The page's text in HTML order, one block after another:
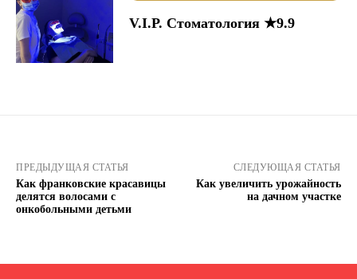
V.I.P. Стоматология ★9.9
ПРЕДЫДУЩАЯ СТАТЬЯ
Как франковские красавицы
делятся волосами с
онкобольными детьми
СЛЕДУЮЩАЯ СТАТЬЯ
Как увеличить урожайность
на дачном участке